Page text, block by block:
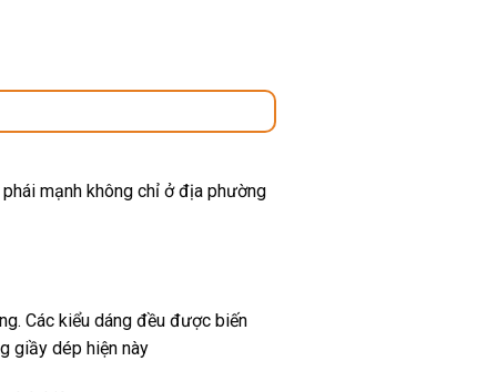
mạnh không chỉ ở địa phường
Các kiểu dáng đều được biến
giầy dép hiện này